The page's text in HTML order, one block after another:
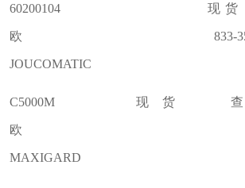
60200104 现货 查
欧 833-
JOUCOMATIC
C5000M 现货 查
MAXIGARD